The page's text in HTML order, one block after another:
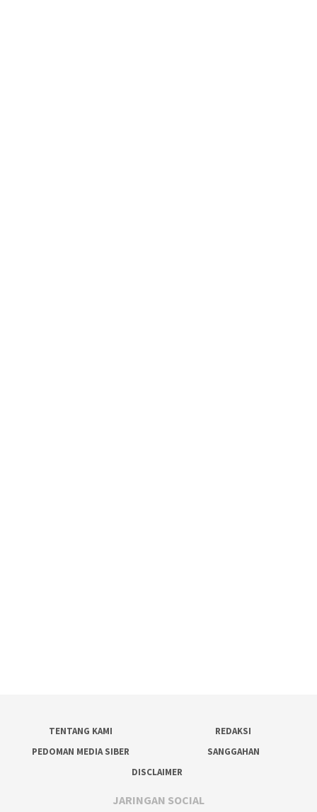
TENTANG KAMI
REDAKSI
PEDOMAN MEDIA SIBER
SANGGAHAN
DISCLAIMER
JARINGAN SOCIAL